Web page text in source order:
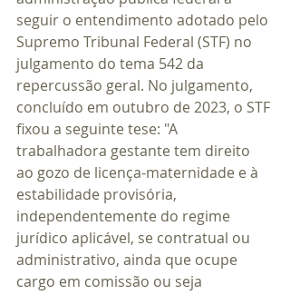
seguir o entendimento adotado pelo
Supremo Tribunal Federal (STF) no
julgamento do tema 542 da
repercussão geral. No julgamento,
concluído em outubro de 2023, o STF
fixou a seguinte tese: "A
trabalhadora gestante tem direito
ao gozo de licença-maternidade e à
estabilidade provisória,
independentemente do regime
jurídico aplicável, se contratual ou
administrativo, ainda que ocupe
cargo em comissão ou seja